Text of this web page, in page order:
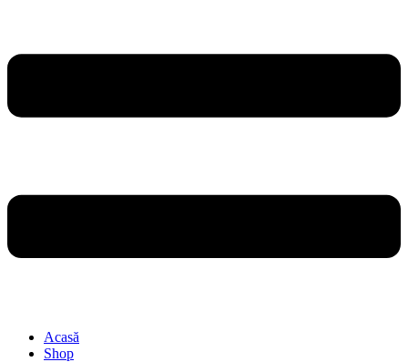
Acasă
Shop